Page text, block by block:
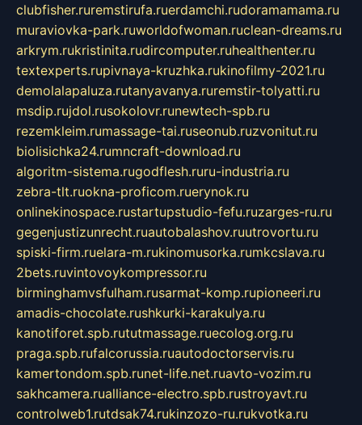
clubfisher.ruremstirufa.ruerdamchi.rudoramamama.ru
muraviovka-park.ruworldofwoman.ruclean-dreams.ru
arkrym.rukristinita.rudircomputer.ruhealthenter.ru
textexperts.rupivnaya-kruzhka.rukinofilmy-2021.ru
demolalapaluza.rutanyavanya.ruremstir-tolyatti.ru
msdip.rujdol.rusokolovr.runewtech-spb.ru
rezemkleim.rumassage-tai.ruseonub.ruzvonitut.ru
biolisichka24.rumncraft-download.ru
algoritm-sistema.rugodflesh.ruru-industria.ru
zebra-tlt.ruokna-proficom.ruerynok.ru
onlinekinospace.rustartupstudio-fefu.ruzarges-ru.ru
gegenjustizunrecht.ruautobalashov.ruutrovortu.ru
spiski-firm.ruelara-m.rukinomusorka.rumkcslava.ru
2bets.ruvintovoykompressor.ru
birminghamvsfulham.rusarmat-komp.rupioneeri.ru
amadis-chocolate.rushkurki-karakulya.ru
kanotiforet.spb.rututmassage.ruecolog.org.ru
praga.spb.rufalcorussia.ruautodoctorservis.ru
kamertondom.spb.runet-life.net.ruavto-vozim.ru
sakhcamera.rualliance-electro.spb.rustroyavt.ru
controlweb1.rutdsak74.rukinzozo-ru.rukvotka.ru